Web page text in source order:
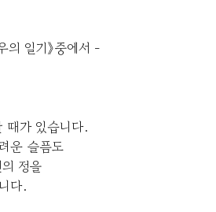
의 일기》중에서 -
때가 있습니다.
운 슬픔도
정을
다.